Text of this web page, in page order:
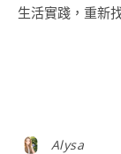
生活實踐，重新
Alysa